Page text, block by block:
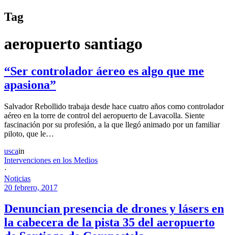
Tag
aeropuerto santiago
“Ser controlador áereo es algo que me
apasiona”
Salvador Rebollido trabaja desde hace cuatro años como controlador
aéreo en la torre de control del aeropuerto de Lavacolla. Siente
fascinación por su profesión, a la que llegó animado por un familiar
piloto, que le…
uscain
Intervenciones en los Medios
·
Noticias
20 febrero, 2017
Denuncian presencia de drones y lásers en
la cabecera de la pista 35 del aeropuerto